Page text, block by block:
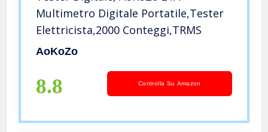
Multimetro Digitale Portatile,Tester
Elettricista,2000 Conteggi,TRMS
AoKoZo
8.8 Controlla Su Amazon